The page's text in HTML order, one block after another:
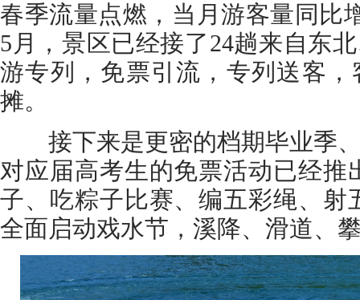
春季流量点燃，当月游客量同比
5月，景区已经接了24趟来自东
游专列，免票引流，专列送客
摊。
接下来是更密的档期毕业季、
对应届高考生的免票活动已经推
子、吃粽子比赛、编五彩绳、射
全面启动戏水节，溪降、滑道、